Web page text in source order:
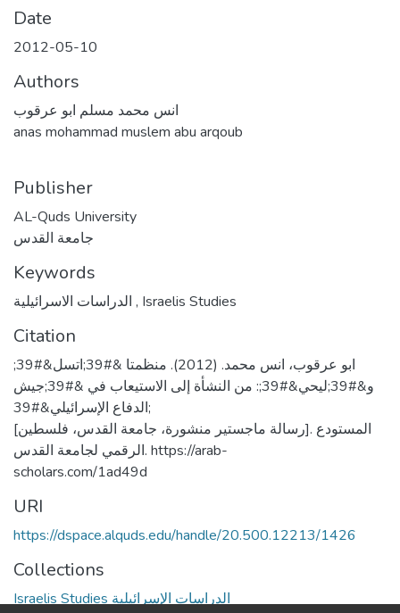
Date
2012-05-10
Authors
انس محمد مسلم ابو عرقوب
anas mohammad muslem abu arqoub
Publisher
AL-Quds University
جامعة القدس
Keywords
, Israelis Studies
Citation
ابو عرقوب، انس محمد. (2012). منظمتا &#39;اتسل&#39;
و&#39;ليحي&#39;: من النشأة إلى الاستيعاب في &#39;جيش
الدفاع الإسرائيلي&#39;
[رسالة ماجستير منشورة، جامعة القدس، فلسطين]. المستودع
الرقمي لجامعة القدس. https://arab-
scholars.com/1ad49d
URI
https://dspace.alquds.edu/handle/20.500.12213/1426
Collections
Israelis Studies الدراسات الإسرائيلية